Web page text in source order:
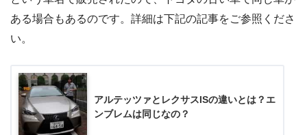
ある場合もあるのです。詳細は下記の記事をご参照くださ
い。
アルテッツァとレクサスISの違いとは？エ
ンブレムは同じなの？